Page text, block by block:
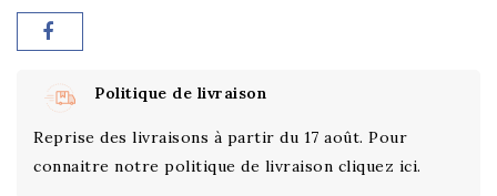
Politique de livraison
Reprise des livraisons à partir du 17 août. Pour
connaitre notre politique de livraison cliquez ici.